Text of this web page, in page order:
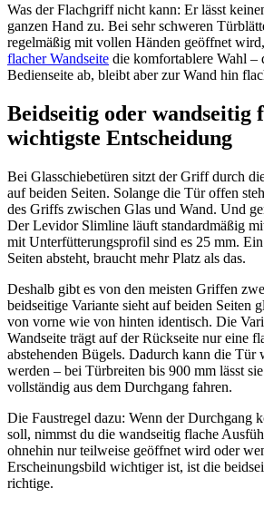
Was der Flachgriff nicht kann: Er lässt
ganzen Hand zu. Bei sehr schweren
regelmäßig mit vollen Händen geöffnet
flacher Wandseite die komfortablere Wahl –
Bedienseite ab, bleibt aber zur Wand hin
Beidseitig oder wandseitig
wichtigste Entscheidung
Bei Glasschiebetüren sitzt der Griff durch
auf beiden Seiten. Solange die Tür offen
des Griffs zwischen Glas und Wand. Und
Der Levidor Slimline läuft standardmäßig
mit Unterfütterungsprofil sind es 25 mm.
Seiten absteht, braucht mehr Platz als das.
Deshalb gibt es von den meisten Griffen
beidseitige Variante sieht auf beiden Seiten
von vorne wie von hinten identisch. Die
Wandseite trägt auf der Rückseite nur eine
abstehenden Bügels. Dadurch kann die Tür
werden – bei Türbreiten bis 900 mm lässt
vollständig aus dem Durchgang fahren.
Die Faustregel dazu: Wenn der Durchgang
soll, nimmst du die wandseitig flache
ohnehin nur teilweise geöffnet wird oder
Erscheinungsbild wichtiger ist, ist die
richtige.